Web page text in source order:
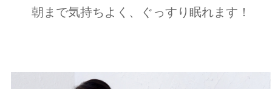
朝まで気持ちよく、ぐっすり眠れます！